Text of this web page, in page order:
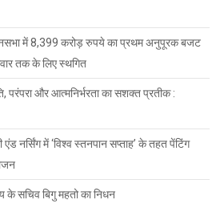
में 8,399 करोड़ रुपये का प्रथम अनुपूरक बजट
तक के लिए स्थगित
परंपरा और आत्मनिर्भरता का सशक्त प्रतीक :
नर्सिंग में ‘विश्व स्तनपान सप्ताह’ के तहत पेंटिंग
के सचिव बिगु महतो का निधन